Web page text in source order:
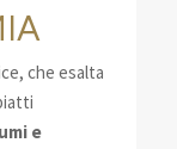
che esalta
e